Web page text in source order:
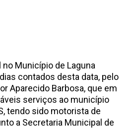
no Município de Laguna
contados desta data, pelo
Aparecido Barbosa, que em
serviços ao município
tendo sido motorista de
a Secretaria Municipal de